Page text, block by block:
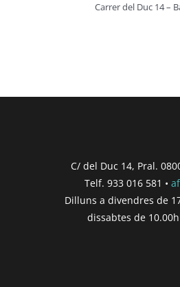
Carrer del Duc 14 –
C/ del Duc 14, Pral.
Telf. 933 016 581 •
Dilluns a divendres de
dissabtes de